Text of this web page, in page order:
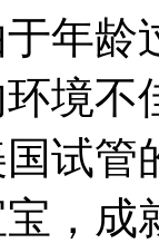
龄
境
试管
，成